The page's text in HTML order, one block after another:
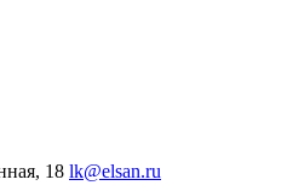
18 lk@elsan.ru